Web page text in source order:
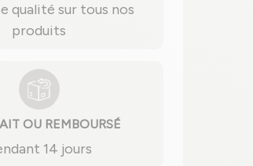
qualité sur tous nos
produits
OU REMBOURSÉ
14 jours